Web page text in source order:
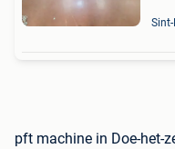
pft machine in Doe-het-